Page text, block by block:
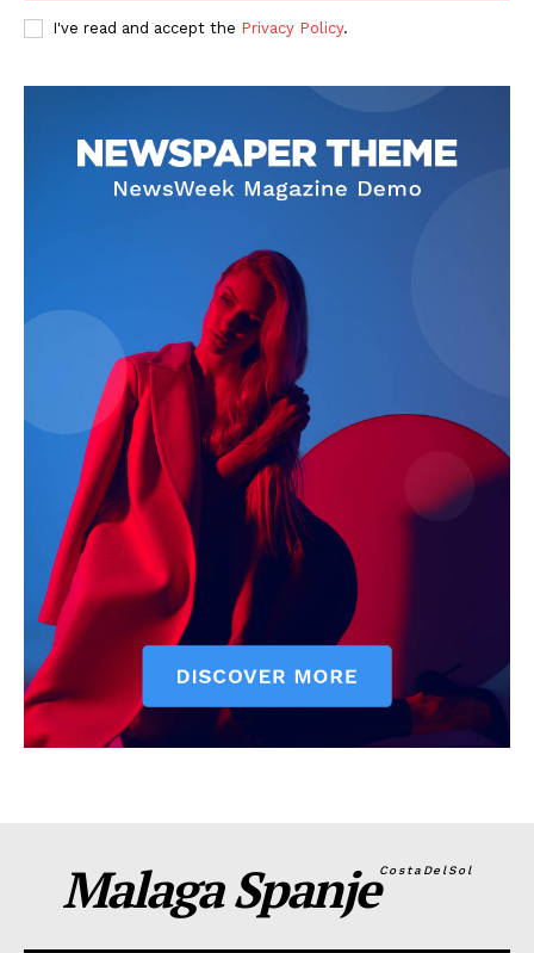
I've read and accept the Privacy Policy.
Malaga SpanjeCostaDelSol